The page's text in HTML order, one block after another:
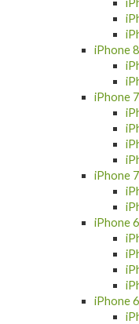
iPhone
iPhone 7
iPhone
iPhone
iPhone